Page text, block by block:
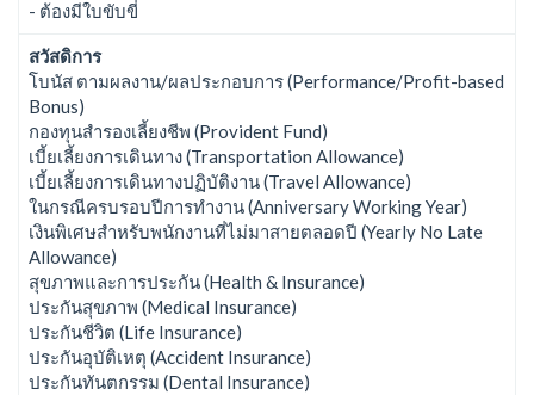
- ต้องมีใบขับขี่
สวัสดิการ
โบนัส ตามผลงาน/ผลประกอบการ (Performance/Profit-based
Bonus)
กองทุนสำรองเลี้ยงชีพ (Provident Fund)
เบี้ยเลี้ยงการเดินทาง (Transportation Allowance)
เบี้ยเลี้ยงการเดินทางปฏิบัติงาน (Travel Allowance)
ในกรณีครบรอบปีการทำงาน (Anniversary Working Year)
เงินพิเศษสำหรับพนักงานที่ไม่มาสายตลอดปี (Yearly No Late
Allowance)
สุขภาพและการประกัน (Health & Insurance)
ประกันสุขภาพ (Medical Insurance)
ประกันชีวิต (Life Insurance)
ประกันอุบัติเหตุ (Accident Insurance)
ประกันทันตกรรม (Dental Insurance)